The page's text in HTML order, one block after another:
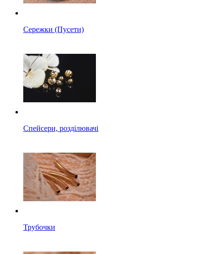
Сережки (Пусети)
Спейсери, розділювачі
Трубочки